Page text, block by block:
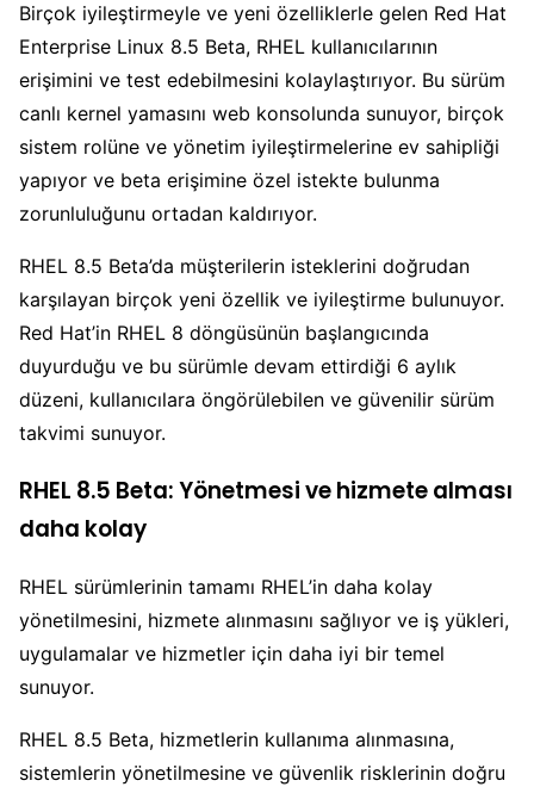
Birçok iyileştirmeyle ve yeni özelliklerle gelen Red Hat
Enterprise Linux 8.5 Beta, RHEL kullanıcılarının
erişimini ve test edebilmesini kolaylaştırıyor. Bu sürüm
canlı kernel yamasını web konsolunda sunuyor, birçok
sistem rolüne ve yönetim iyileştirmelerine ev sahipliği
yapıyor ve beta erişimine özel istekte bulunma
zorunluluğunu ortadan kaldırıyor.
RHEL 8.5 Beta’da müşterilerin isteklerini doğrudan
karşılayan birçok yeni özellik ve iyileştirme bulunuyor.
Red Hat’in RHEL 8 döngüsünün başlangıcında
duyurduğu ve bu sürümle devam ettirdiği 6 aylık
düzeni, kullanıcılara öngörülebilen ve güvenilir sürüm
takvimi sunuyor.
RHEL 8.5 Beta: Yönetmesi ve hizmete alması
daha kolay
RHEL sürümlerinin tamamı RHEL’in daha kolay
yönetilmesini, hizmete alınmasını sağlıyor ve iş yükleri,
uygulamalar ve hizmetler için daha iyi bir temel
sunuyor.
RHEL 8.5 Beta, hizmetlerin kullanıma alınmasına,
sistemlerin yönetilmesine ve güvenlik risklerinin doğru